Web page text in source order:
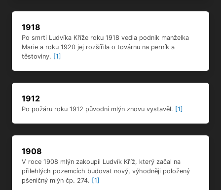
1912
Po požáru roku 1912 původní mlýn znovu vystavěl.[1]
1908
přilehlých pozemcích budovat nový, výhodněji položený
pšeničný mlýn čp. 274.[1]
1899
Na konci 19. století jej vlastnil Josef Hendl, měl šest válců
a tři francouzské kameny.[1]